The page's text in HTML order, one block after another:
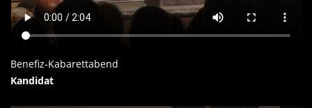
Benefiz-Kabarettabend
Kandidat